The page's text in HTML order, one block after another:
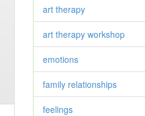
art therapy
art therapy workshop
emotions
family relationships
feelings